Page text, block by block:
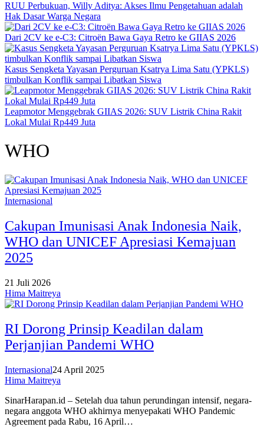
RUU Perbukuan, Willy Aditya: Akses Ilmu Pengetahuan adalah
Hak Dasar Warga Negara
Dari 2CV ke e-C3: Citroën Bawa Gaya Retro ke GIIAS 2026
Kasus Sengketa Yayasan Perguruan Ksatrya Lima Satu (YPKLS)
timbulkan Konflik sampai Libatkan Siswa
Leapmotor Menggebrak GIIAS 2026: SUV Listrik China Rakit
Lokal Mulai Rp449 Juta
WHO
Internasional
Cakupan Imunisasi Anak Indonesia Naik,
WHO dan UNICEF Apresiasi Kemajuan
2025
21 Juli 2026
Hima Maitreya
RI Dorong Prinsip Keadilan dalam
Perjanjian Pandemi WHO
Internasional24 April 2025
Hima Maitreya
SinarHarapan.id – Setelah dua tahun perundingan intensif, negara-
negara anggota WHO akhirnya menyepakati WHO Pandemic
Agreement pada Rabu, 16 April…